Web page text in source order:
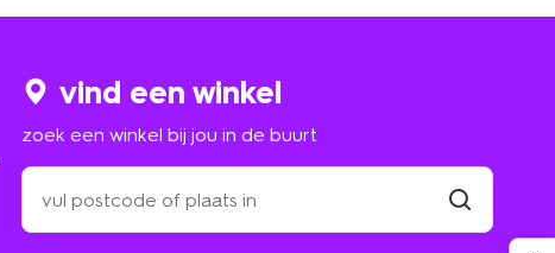
vind een winkel
zoek een winkel bij jou in de buurt
zoek
een
winkel